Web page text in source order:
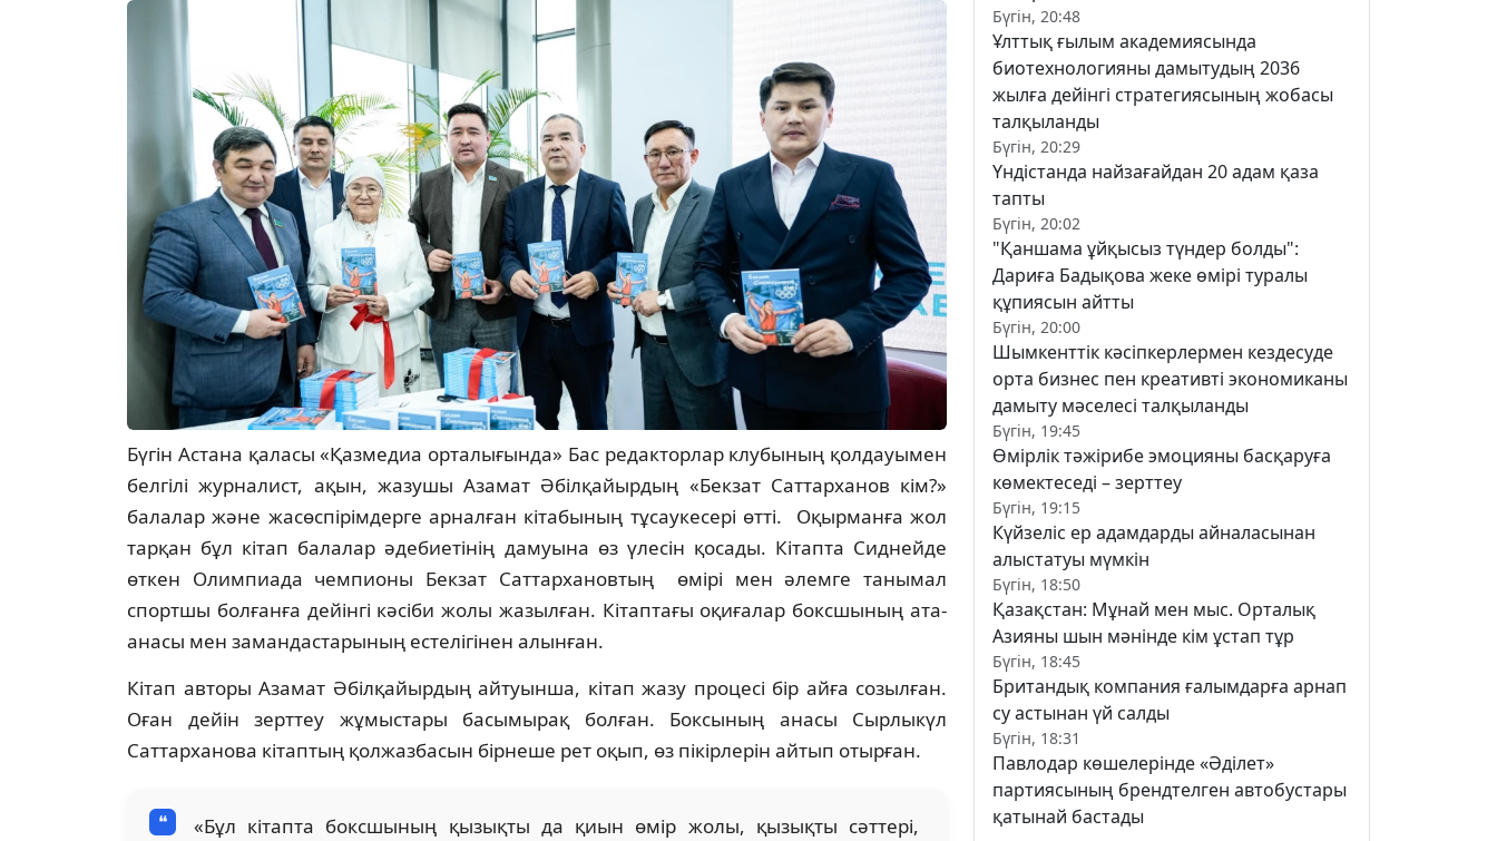
Бүгін Астана қаласы «Қазмедиа орталығында» Бас редакторлар клубының қолдауымен
белгілі журналист, ақын, жазушы Азамат Әбілқайырдың «Бекзат Саттарханов кім?»
балалар және жасөспірімдерге арналған кітабының тұсаукесері өтті. Оқырманға жол
тарқан бұл кітап балалар әдебиетінің дамуына өз үлесін қосады. Кітапта Сиднейде
өткен Олимпиада чемпионы Бекзат Саттархановтың өмірі мен әлемге танымал
спортшы болғанға дейінгі кәсіби жолы жазылған. Кітаптағы оқиғалар боксшының ата-
анасы мен замандастарының естелігінен алынған.
Кітап авторы Азамат Әбілқайырдың айтуынша, кітап жазу процесі бір айға созылған.
Оған дейін зерттеу жұмыстары басымырақ болған. Боксының анасы Сырлыкүл
Саттарханова кітаптың қолжазбасын бірнеше рет оқып, өз пікірлерін айтып отырған.
«Бұл кітапта боксшының қызықты да қиын өмір жолы, қызықты сәттері,
Бүгін, 20:48
Ұлттық ғылым академиясында
биотехнологияны дамытудың 2036
жылға дейінгі стратегиясының жобасы
талқыланды
Бүгін, 20:29
Үндістанда найзағайдан 20 адам қаза
тапты
Бүгін, 20:02
"Қаншама ұйқысыз түндер болды":
Дариға Бадықова жеке өмірі туралы
құпиясын айтты
Бүгін, 20:00
Шымкенттік кәсіпкерлермен кездесуде
орта бизнес пен креативті экономиканы
дамыту мәселесі талқыланды
Бүгін, 19:45
Өмірлік тәжірибе эмоцияны басқаруға
көмектеседі – зерттеу
Бүгін, 19:15
Күйзеліс ер адамдарды айналасынан
алыстатуы мүмкін
Бүгін, 18:50
Қазақстан: Мұнай мен мыс. Орталық
Азияны шын мәнінде кім ұстап тұр
Бүгін, 18:45
Британдық компания ғалымдарға арнап
су астынан үй салды
Бүгін, 18:31
Павлодар көшелерінде «Әділет»
партиясының брендтелген автобустары
қатынай бастады